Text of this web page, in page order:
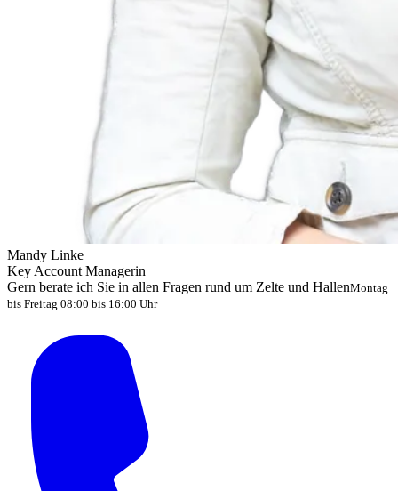
Mandy Linke
Key Account Managerin
Gern berate ich Sie in allen Fragen rund um Zelte und HallenMontag
bis Freitag 08:00 bis 16:00 Uhr